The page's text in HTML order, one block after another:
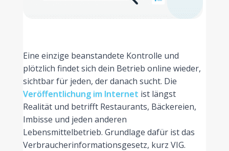
Eine einzige beanstandete Kontrolle und
plötzlich findet sich dein Betrieb online wieder,
sichtbar für jeden, der danach sucht. Die
Veröffentlichung im Internet ist längst
Realität und betrifft Restaurants, Bäckereien,
Imbisse und jeden anderen
Lebensmittelbetrieb. Grundlage dafür ist das
Verbraucherinformationsgesetz, kurz VIG.